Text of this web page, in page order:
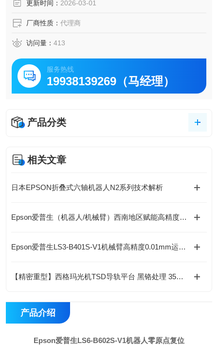
便于视觉系统集成
更新时间： 2026-03-01
厂商性质： 代理商
访问量： 413
服务热线
19938139269（马经理）
产品分类
相关文章
日本EPSON折叠式六轴机器人N2系列技术解析
Epson爱普生（机器人/机械臂）西南地区赋能高精度自动化作业
Epson爱普生LS3-B401S-V1机械臂高精度0.01mm运行稳定
【精密重型】西格玛光机TSD导轨平台 黑铬处理 35N·m扭矩 淬火钢导轨
产品介绍
Epson爱普生LS6-B602S-V1机器人零原点复位